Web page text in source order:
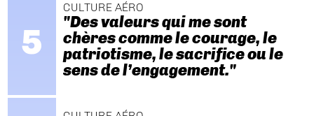
CULTURE AÉRO
"Des valeurs qui me sont
chères comme le courage, le
patriotisme, le sacrifice ou le
sens de l’engagement."